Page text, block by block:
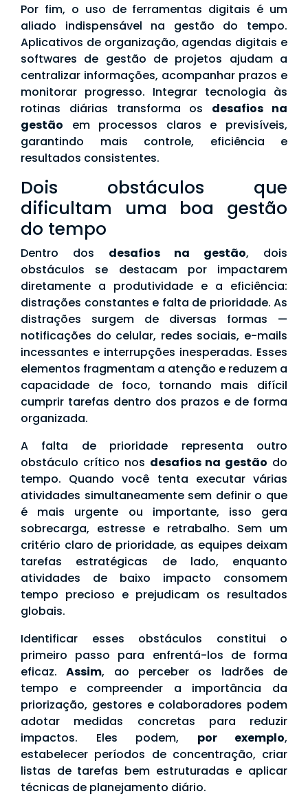
Por fim, o uso de ferramentas digitais é um
aliado indispensável na gestão do tempo.
Aplicativos de organização, agendas digitais e
softwares de gestão de projetos ajudam a
centralizar informações, acompanhar prazos e
monitorar progresso. Integrar tecnologia às
rotinas diárias transforma os desafios na
gestão em processos claros e previsíveis,
garantindo mais controle, eficiência e
resultados consistentes.
Dois obstáculos que
dificultam uma boa gestão
do tempo
Dentro dos desafios na gestão, dois
obstáculos se destacam por impactarem
diretamente a produtividade e a eficiência:
distrações constantes e falta de prioridade. As
distrações surgem de diversas formas —
notificações do celular, redes sociais, e-mails
incessantes e interrupções inesperadas. Esses
elementos fragmentam a atenção e reduzem a
capacidade de foco, tornando mais difícil
cumprir tarefas dentro dos prazos e de forma
organizada.
A falta de prioridade representa outro
obstáculo crítico nos desafios na gestão do
tempo. Quando você tenta executar várias
atividades simultaneamente sem definir o que
é mais urgente ou importante, isso gera
sobrecarga, estresse e retrabalho. Sem um
critério claro de prioridade, as equipes deixam
tarefas estratégicas de lado, enquanto
atividades de baixo impacto consomem
tempo precioso e prejudicam os resultados
globais.
Identificar esses obstáculos constitui o
primeiro passo para enfrentá-los de forma
eficaz.Assim, ao perceber os ladrões de
tempo e compreender a importância da
priorização, gestores e colaboradores podem
adotar medidas concretas para reduzir
impactos. Eles podem, por exemplo,
estabelecer períodos de concentração, criar
listas de tarefas bem estruturadas e aplicar
técnicas de planejamento diário.